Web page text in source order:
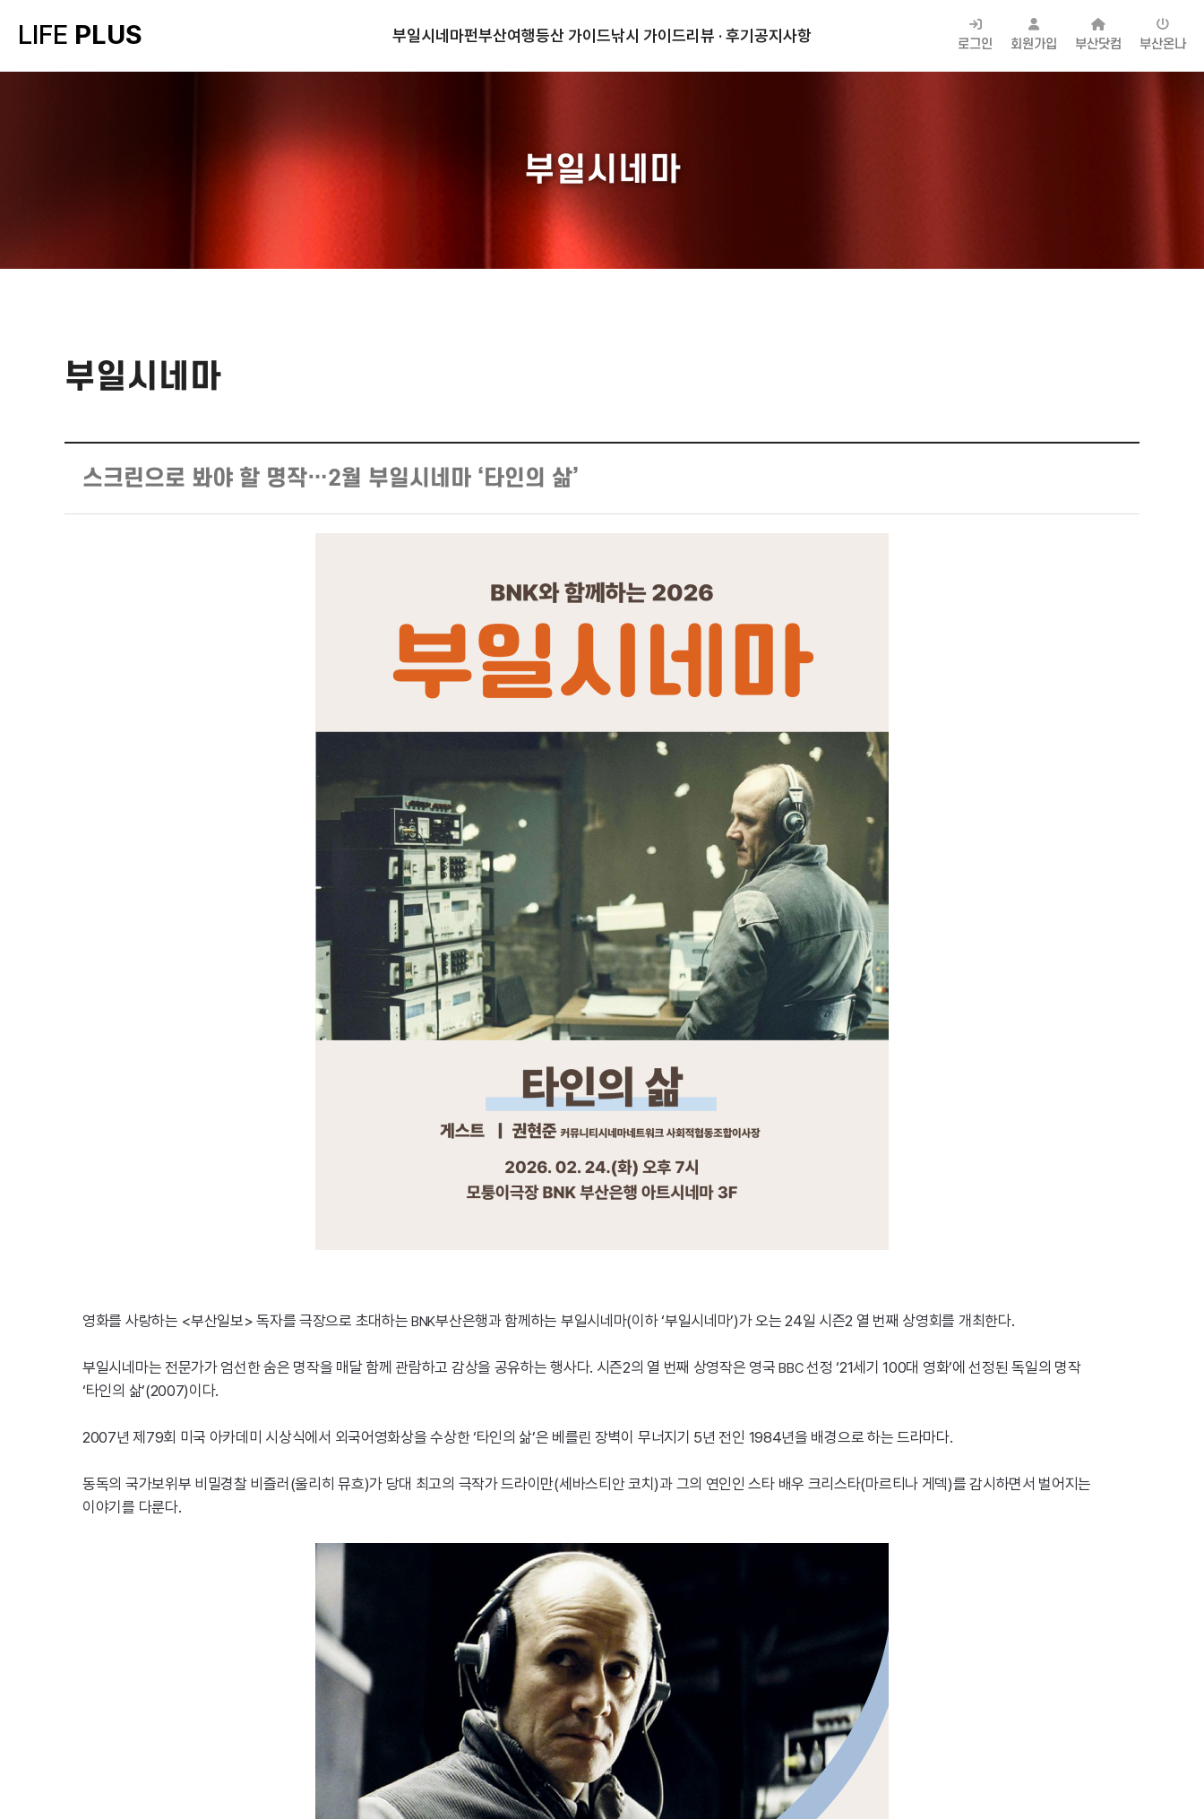
LIFE PLUS 부일시네마펀부산여행등산 가이드낚시 가이드리뷰 · 후기 공지사항 로그인 회원가입 부산닷컴 부산온나
부일시네마
부일시네마
스크린으로 봐야 할 명작…2월 부일시네마 ‘타인의 삶’
영화를 사랑하는 <부산일보> 독자를 극장으로 초대하는 BNK부산은행과 함께하는 부일시네마(이하 ‘부일시네마’)가 오는 24일 시즌2 열 번째 상영회를 개최한다.
부일시네마는 전문가가 엄선한 숨은 명작을 매달 함께 관람하고 감상을 공유하는 행사다. 시즌2의 열 번째 상영작은 영국BBC선정 ‘21세기 100대 영화’에 선정된 독일의 명작
‘타인의 삶’(2007)이다.
2007년 제79회 미국 아카데미 시상식에서 외국어영화상을 수상한 ‘타인의 삶’은 베를린 장벽이 무너지기 5년 전인 1984년을 배경으로 하는 드라마다.
동독의 국가보위부 비밀경찰 비즐러(울리히 뮤흐)가 당대 최고의 극작가 드라이만(세바스티안 코치)과 그의 연인인 스타 배우 크리스타(마르티나 게덱)를 감시하면서 벌어지는
이야기를 다룬다.